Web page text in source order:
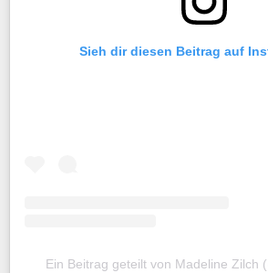
Sieh dir diesen Beitrag auf
Ein Beitrag geteilt von Madeline Zilch